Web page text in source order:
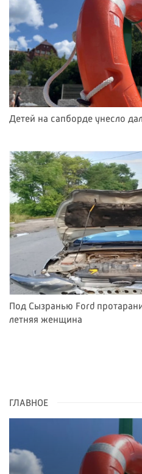
Детей на сапборде унесло
Под Сызранью Ford
летняя женщина
ГЛАВНОЕ